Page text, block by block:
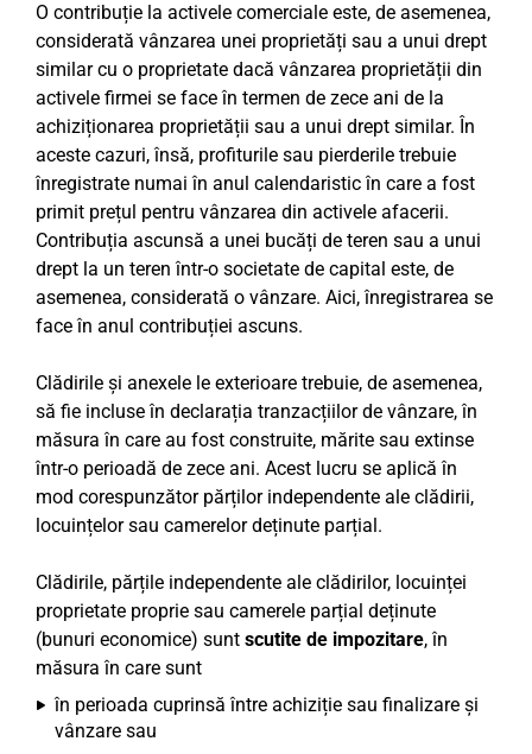
O contribuție la activele comerciale este, de asemenea,
considerată vânzarea unei proprietăți sau a unui drept
similar cu o proprietate dacă vânzarea proprietății din
activele firmei se face în termen de zece ani de la
achiziționarea proprietății sau a unui drept similar. În
aceste cazuri, însă, profiturile sau pierderile trebuie
înregistrate numai în anul calendaristic în care a fost
primit prețul pentru vânzarea din activele afacerii.
Contribuția ascunsă a unei bucăți de teren sau a unui
drept la un teren într-o societate de capital este, de
asemenea, considerată o vânzare. Aici, înregistrarea se
face în anul contribuției ascuns.
Clădirile și anexele le exterioare trebuie, de asemenea,
să fie incluse în declarația tranzacțiilor de vânzare, în
măsura în care au fost construite, mărite sau extinse
într-o perioadă de zece ani. Acest lucru se aplică în
mod corespunzător părților independente ale clădirii,
locuințelor sau camerelor deținute parțial.
Clădirile, părțile independente ale clădirilor, locuinței
proprietate proprie sau camerele parțial deținute
(bunuri economice) sunt scutite de impozitare, în
măsura în care sunt
în perioada cuprinsă între achiziție sau finalizare și
vânzare sau